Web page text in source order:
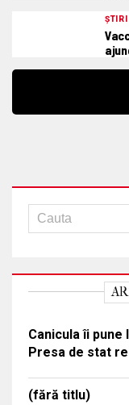
ȘTIRI
Canicula îi
Presa de stat
(fără titlu)